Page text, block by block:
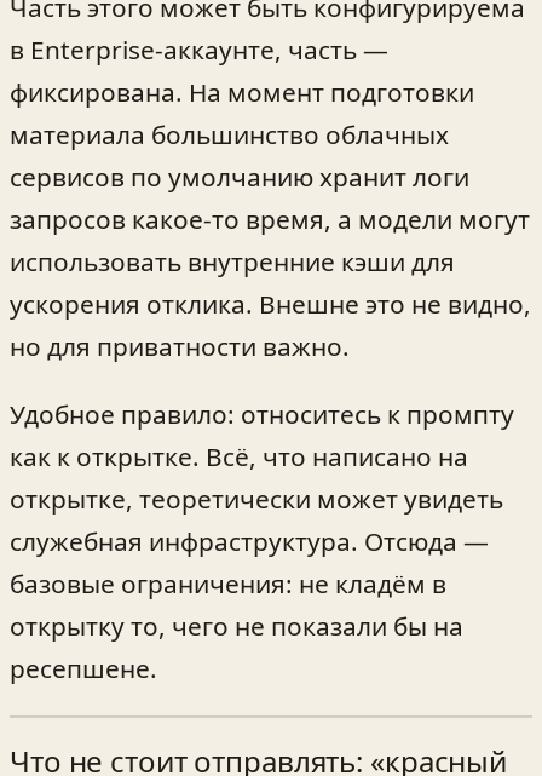
Часть этого может быть конфигурируема
в Enterprise‑аккаунте, часть —
фиксирована. На момент подготовки
материала большинство облачных
сервисов по умолчанию хранит логи
запросов какое‑то время, а модели могут
использовать внутренние кэши для
ускорения отклика. Внешне это не видно,
но для приватности важно.
Удобное правило: относитесь к промпту
как к открытке. Всё, что написано на
открытке, теоретически может увидеть
служебная инфраструктура. Отсюда —
базовые ограничения: не кладём в
открытку то, чего не показали бы на
ресепшене.
Что не стоит отправлять: «красный